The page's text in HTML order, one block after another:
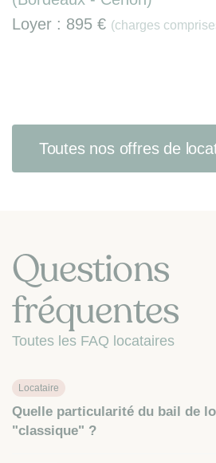
Loyer : 895 € (charges
Toutes nos offres de
Questions
fréquentes
Toutes les FAQ locataires
Locataire
Quelle particularité du bail de
"classique" ?